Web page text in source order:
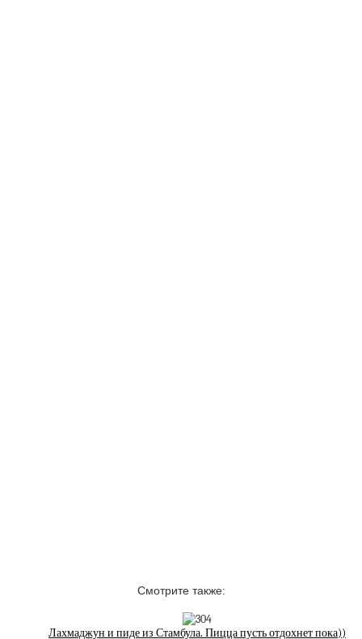
Смотрите также:
Лахмаджун и пиде из Стамбула. Пицца пусть отдохнет пока))